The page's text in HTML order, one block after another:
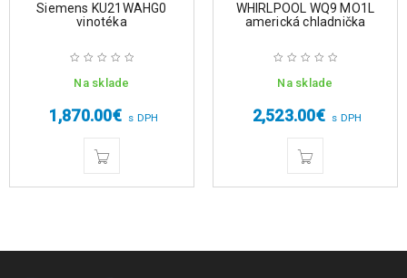
Siemens KU21WAHG0
vinotéka
Na sklade
1,870.00€ s DPH
WHIRLPOOL WQ9 MO1L
americká chladnička
Na sklade
2,523.00€ s DPH